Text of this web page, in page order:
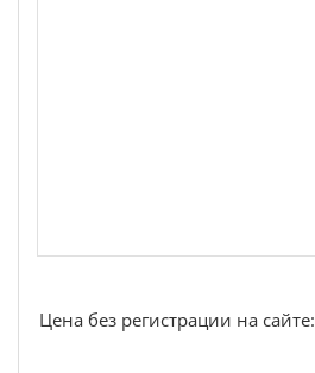
Цена без регистрации на сайте: